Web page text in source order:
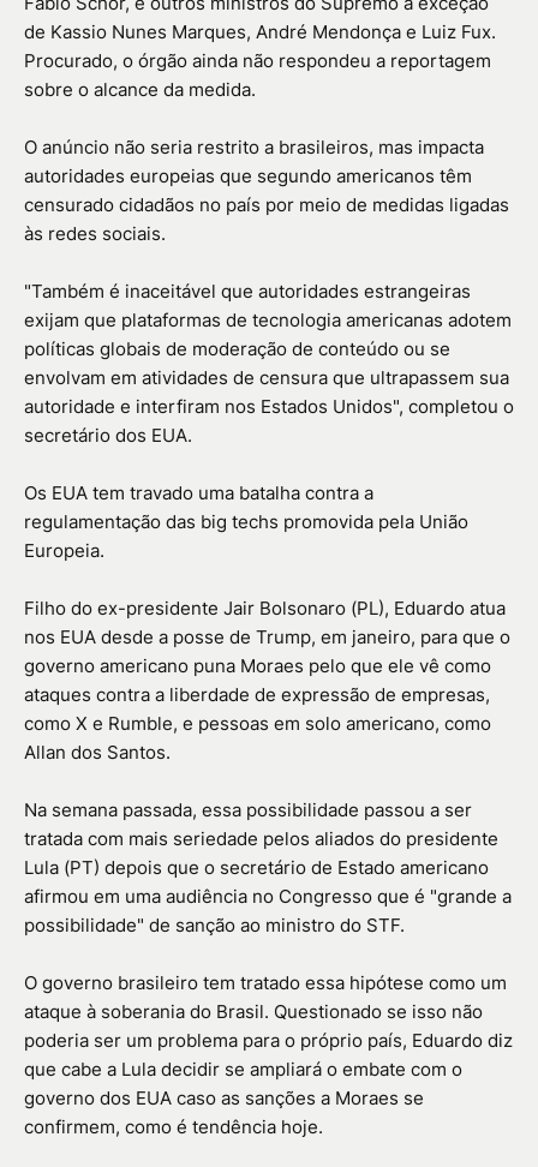
de Kassio Nunes Marques, André Mendonça e Luiz Fux.
Procurado, o órgão ainda não respondeu a reportagem
sobre o alcance da medida.
O anúncio não seria restrito a brasileiros, mas impacta
autoridades europeias que segundo americanos têm
censurado cidadãos no país por meio de medidas ligadas
às redes sociais.
"Também é inaceitável que autoridades estrangeiras
exijam que plataformas de tecnologia americanas adotem
políticas globais de moderação de conteúdo ou se
envolvam em atividades de censura que ultrapassem sua
autoridade e interfiram nos Estados Unidos", completou o
secretário dos EUA.
Os EUA tem travado uma batalha contra a
regulamentação das big techs promovida pela União
Europeia.
Filho do ex-presidente Jair Bolsonaro (PL), Eduardo atua
nos EUA desde a posse de Trump, em janeiro, para que o
governo americano puna Moraes pelo que ele vê como
ataques contra a liberdade de expressão de empresas,
como X e Rumble, e pessoas em solo americano, como
Allan dos Santos.
Na semana passada, essa possibilidade passou a ser
tratada com mais seriedade pelos aliados do presidente
Lula (PT) depois que o secretário de Estado americano
afirmou em uma audiência no Congresso que é "grande a
possibilidade" de sanção ao ministro do STF.
O governo brasileiro tem tratado essa hipótese como um
ataque à soberania do Brasil. Questionado se isso não
poderia ser um problema para o próprio país, Eduardo diz
que cabe a Lula decidir se ampliará o embate com o
governo dos EUA caso as sanções a Moraes se
confirmem, como é tendência hoje.